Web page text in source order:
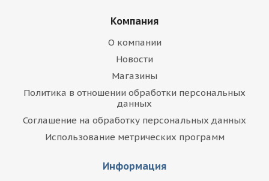
Компания
О компании
Новости
Магазины
Политика в отношении обработки персональных
данных
Соглашение на обработку персональных данных
Использование метрических программ
Информация